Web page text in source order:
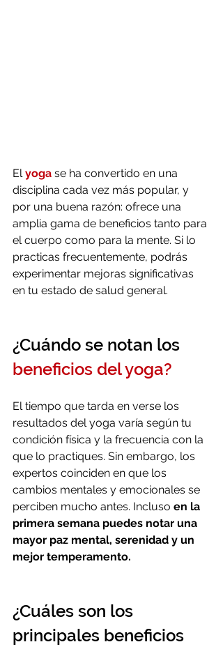
El yoga se ha convertido en una
disciplina cada vez más popular, y
por una buena razón: ofrece una
amplia gama de beneficios tanto para
el cuerpo como para la mente. Si lo
practicas frecuentemente, podrás
experimentar mejoras significativas
en tu estado de salud general.
¿Cuándo se notan los
beneficios del yoga?
El tiempo que tarda en verse los
resultados del yoga varía según tu
condición física y la frecuencia con la
que lo practiques. Sin embargo, los
expertos coinciden en que los
cambios mentales y emocionales se
perciben mucho antes. Incluso en la
primera semana puedes notar una
mayor paz mental, serenidad y un
mejor temperamento.
¿Cuáles son los
principales beneficios